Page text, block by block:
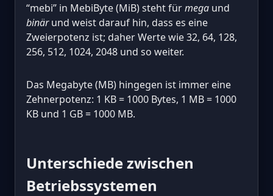
“mebi” in MebiByte (MiB) steht fürmega und
binärund weist darauf hin, dass es eine
Zweierpotenz ist; daher Werte wie 32, 64, 128,
256, 512, 1024, 2048 und so weiter.
Das Megabyte (MB) hingegen ist immer eine
Zehnerpotenz: 1 KB = 1000 Bytes, 1 MB = 1000
KB und 1 GB = 1000 MB.
Unterschiede zwischen
Betriebssystemen